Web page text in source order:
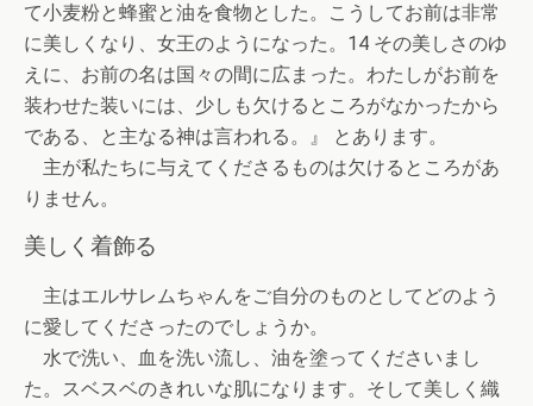
て小麦粉と蜂蜜と油を食物とした。こうしてお前は非常
に美しくなり、女王のようになった。14 その美しさのゆ
えに、お前の名は国々の間に広まった。わたしがお前を
装わせた装いには、少しも欠けるところがなかったから
である、と主なる神は言われる。』 とあります。
主が私たちに与えてくださるものは欠けるところがあ
りません。
美しく着飾る
主はエルサレムちゃんをご自分のものとしてどのよう
に愛してくださったのでしょうか。
水で洗い、血を洗い流し、油を塗ってくださいまし
た。スベスベのきれいな肌になります。そして美しく織